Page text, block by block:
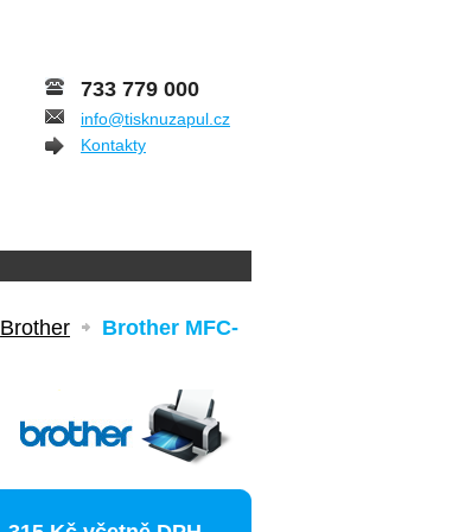
733 779 000
info@tisknuzapul.cz
Kontakty
Brother
Brother MFC-